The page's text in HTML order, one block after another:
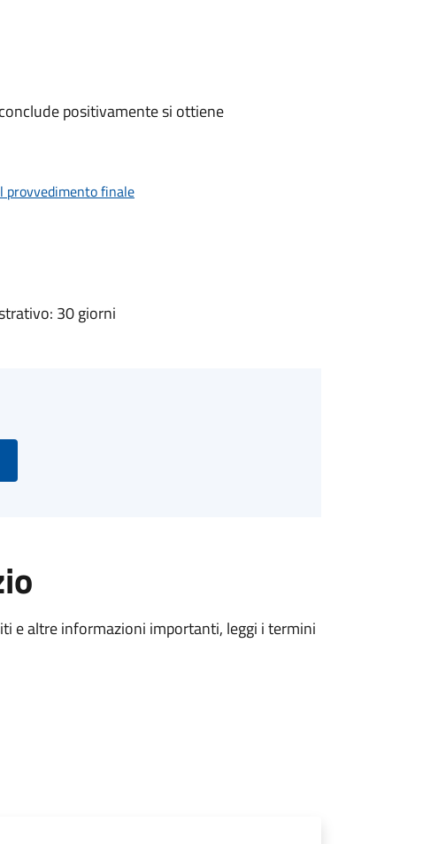
positivamente si ottiene
provvedimento finale
30 giorni
e altre informazioni importanti, leggi i termini